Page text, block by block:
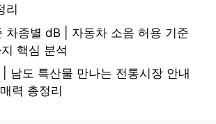
리
차종별 dB | 자동차 소음 허용 기준
핵심 분석
남도 특산물 만나는 전통시장 안내
력 총정리